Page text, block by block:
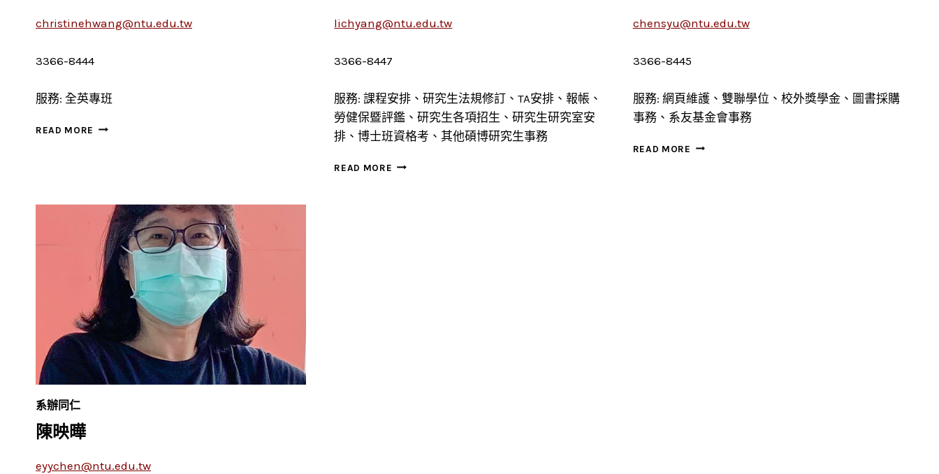
christinehwang@ntu.edu.tw
3366-8444
服務: 全英專班
READ MORE 黃
lichyang@ntu.edu.tw
3366-8447
服務: 課程安排、研究生法規修訂、TA安排、報帳、
勞健保暨評鑑、研究生各項招生、研究生研究室安
排、博士班資格考、其他碩博研究生事務
READ MORE 楊
chensyu@ntu.edu.tw
3366-8445
服務: 網頁維護、雙聯學位、校外獎學金、圖書採購
事務、系友基金會事務
READ MORE 陳
系辦同仁
陳映曄
eyychen@ntu.edu.tw